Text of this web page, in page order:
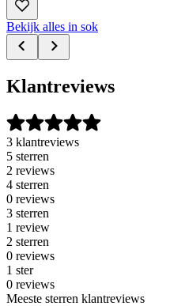
Bekijk alles in sok
Klantreviews
3 klantreviews
5 sterren
2 reviews
4 sterren
0 reviews
3 sterren
1 review
2 sterren
0 reviews
1 ster
0 reviews
Meeste sterren klantreviews